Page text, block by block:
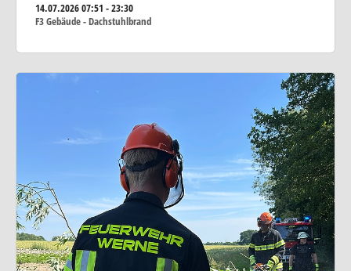
14.07.202607:51 - 23:30
F3 Gebäude - Dachstuhlbrand